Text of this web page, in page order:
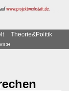
Theorie&Politik